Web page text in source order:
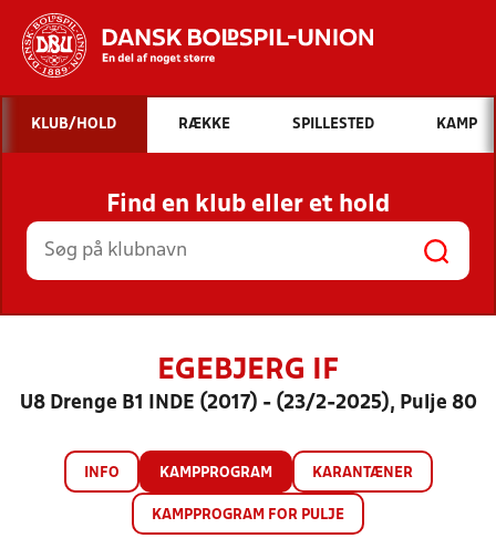
Hvad vil du søge efter?
INDHOLD OG NYHEDER
STILLINGER, RESULTATER, KLUBBER OG
HOLD
KLUB/HOLD RÆKKE SPILLESTED KAMP
Find en klub eller et hold
EGEBJERG IF
U8 Drenge B1 INDE (2017) - (23/2-2025), Pulje 80
INFO KAMPPROGRAM KARANTÆNER
KAMPPROGRAM FOR PULJE